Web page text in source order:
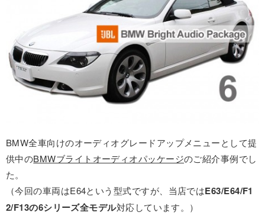
BMW全車向けのオーディオグレードアップメニューとして提
供中のBMWブライトオーディオパッケージのご紹介事例でし
た。
（今回の車両はE64という型式ですが、当店ではE63/E64/F1
2/F13の6シリーズ全モデル対応しています。）